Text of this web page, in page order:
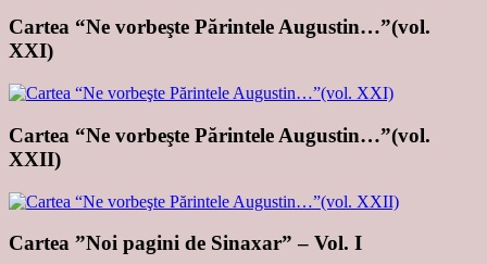
Cartea “Ne vorbeşte Părintele Augustin…”(vol.
XXI)
Cartea “Ne vorbeşte Părintele Augustin…”(vol.
XXII)
Cartea ”Noi pagini de Sinaxar” – Vol. I